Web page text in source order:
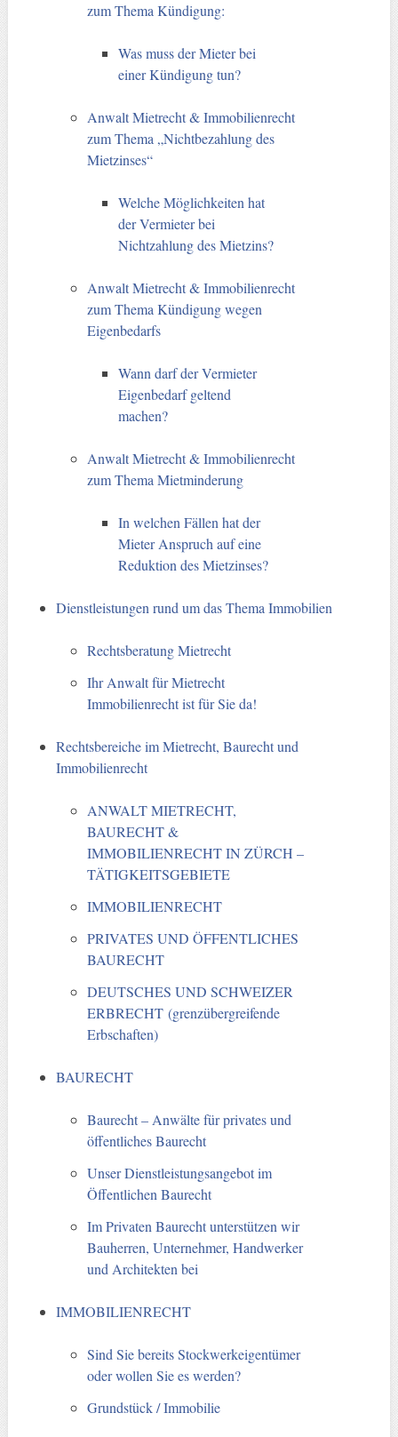
zum Thema Kündigung:
Was muss der Mieter bei
einer Kündigung tun?
Anwalt Mietrecht & Immobilienrecht
zum Thema „Nichtbezahlung des
Mietzinses“
Welche Möglichkeiten hat
der Vermieter bei
Nichtzahlung des Mietzins?
Anwalt Mietrecht & Immobilienrecht
zum Thema Kündigung wegen
Eigenbedarfs
Wann darf der Vermieter
Eigenbedarf geltend
machen?
Anwalt Mietrecht & Immobilienrecht
zum Thema Mietminderung
In welchen Fällen hat der
Mieter Anspruch auf eine
Reduktion des Mietzinses?
Dienstleistungen rund um das Thema Immobilien
Rechtsberatung Mietrecht
Ihr Anwalt für Mietrecht
Immobilienrecht ist für Sie da!
Rechtsbereiche im Mietrecht, Baurecht und
Immobilienrecht
ANWALT MIETRECHT,
BAURECHT &
IMMOBILIENRECHT IN ZÜRCH –
TÄTIGKEITSGEBIETE
IMMOBILIENRECHT
PRIVATES UND ÖFFENTLICHES
BAURECHT
DEUTSCHES UND SCHWEIZER
ERBRECHT (grenzübergreifende
Erbschaften)
BAURECHT
Baurecht – Anwälte für privates und
öffentliches Baurecht
Unser Dienstleistungsangebot im
Öffentlichen Baurecht
Im Privaten Baurecht unterstützen wir
Bauherren, Unternehmer, Handwerker
und Architekten bei
IMMOBILIENRECHT
Sind Sie bereits Stockwerkeigentümer
oder wollen Sie es werden?
Grundstück / Immobilie